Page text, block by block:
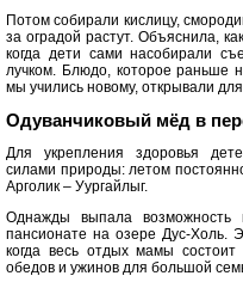
Потом собирали кислицу,
за оградой растут. Объяснила,
когда дети сами насобирали
лучком. Блюдо, которое раньше
мы учились новому, открывали
Одуванчиковый мёд в
Для укрепления здоровья
силами природы: летом
Арголик – Уургайлыг.
Однажды выпала возможность
пансионате на озере Дус-Холь.
когда весь отдых мамы состоит
обедов и ужинов для большой